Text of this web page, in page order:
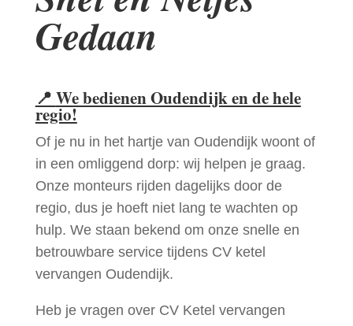
Gedaan
📍 We bedienen Oudendijk en de hele
regio!
Of je nu in het hartje van Oudendijk woont of
in een omliggend dorp: wij helpen je graag.
Onze monteurs rijden dagelijks door de
regio, dus je hoeft niet lang te wachten op
hulp. We staan bekend om onze snelle en
betrouwbare service tijdens CV ketel
vervangen Oudendijk.
Heb je vragen over CV Ketel vervangen